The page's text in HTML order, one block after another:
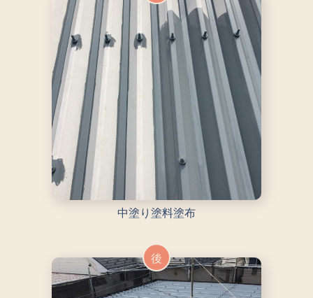
中塗り塗料塗布
後